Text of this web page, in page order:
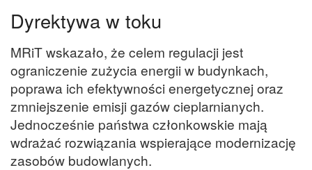
Dyrektywa w toku
MRiT wskazało, że celem regulacji jest
ograniczenie zużycia energii w budynkach,
poprawa ich efektywności energetycznej oraz
zmniejszenie emisji gazów cieplarnianych.
Jednocześnie państwa członkowskie mają
wdrażać rozwiązania wspierające modernizację
zasobów budowlanych.